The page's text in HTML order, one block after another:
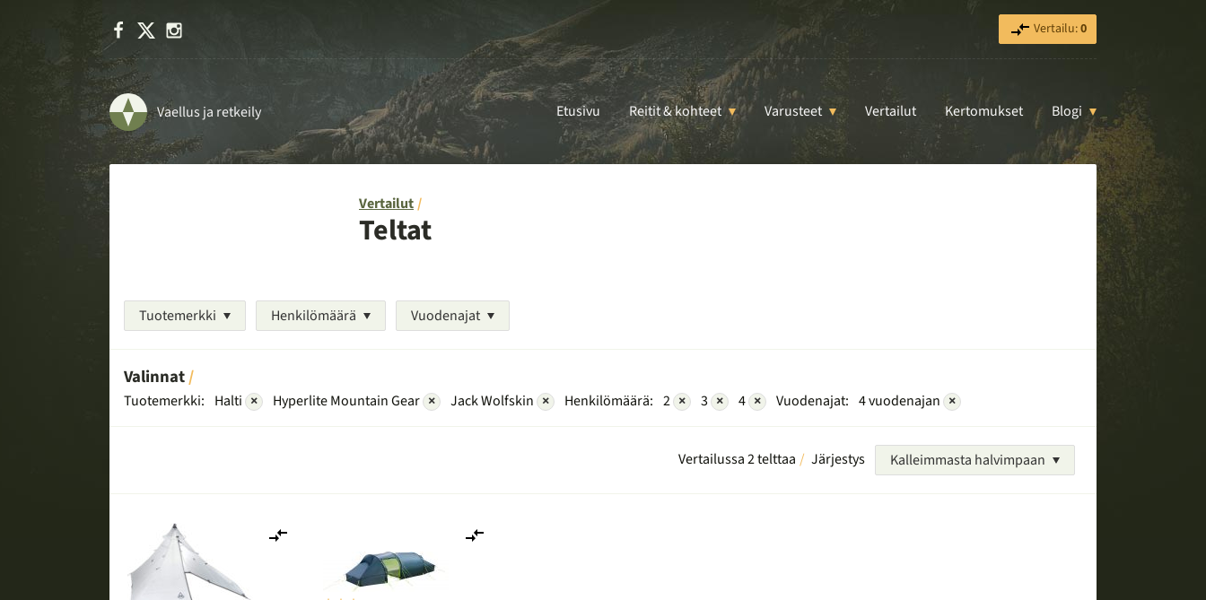
Facebook Vertailu:0
Vaellus ja retkeily Etusivu Reitit & kohteet Varusteet Vertailut Kertomukset Blogi
Vertailut
Teltat
Tuotemerkki Henkilömäärä Vuodenajat
Valinnat
Tuotemerkki: Halti × Hyperlite Mountain Gear × Jack Wolfskin × Henkilömäärä: 2 × 3 × 4 × Vuodenajat: 4 vuodenajan ×
Vertailussa 2 telttaa Järjestys Kalleimmasta halvimpaan